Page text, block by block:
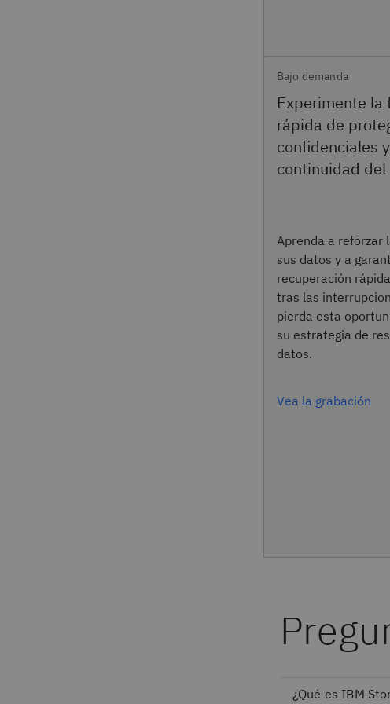
Bajo demanda
Experimente la
rápida de
confidenciales
continuidad del
Aprenda a reforzar
sus datos y a
recuperación
tras las
pierda esta
su estrategia de
datos.
Vea la grabación
¿Qué es IBM